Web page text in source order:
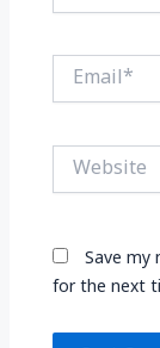
Email*
Website
Save my
for the next